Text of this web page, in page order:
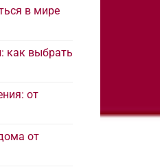
в мире
как выбрать
от
от